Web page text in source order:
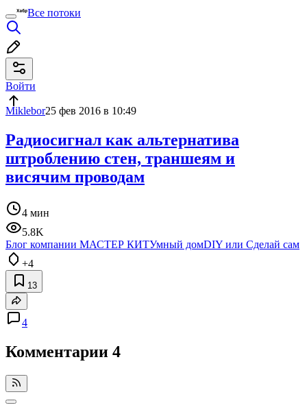
Все потоки
Войти
Miklebor25 фев 2016 в 10:49
Радиосигнал как альтернатива
штроблению стен, траншеям и
висячим проводам
4 мин
5.8K
Блог компании МАСТЕР КИТУмный домDIY или Сделай сам
+4
13
4
Комментарии 4